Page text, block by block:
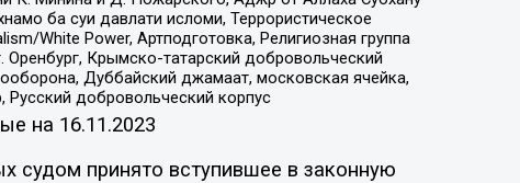
ба суи давлати исломи, Террористическое
White Power, Артподготовка, Религиозная группа
Оренбург, Крымско-татарский добровольческий
Дуббайский джамаат, московская ячейка,
добровольческий корпус
на 16.11.2023
судом принято вступившее в законную